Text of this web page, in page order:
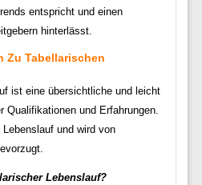
entspricht und einen
hinterlässt.
Zu Tabellarischen
ist eine übersichtliche und leicht
Qualifikationen und Erfahrungen.
und wird von
Lebenslauf?